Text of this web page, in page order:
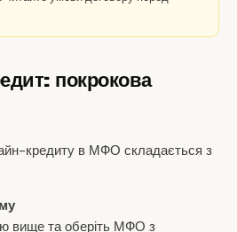
покрокова
кредиту в МФО складається з
вище та оберіть МФО з